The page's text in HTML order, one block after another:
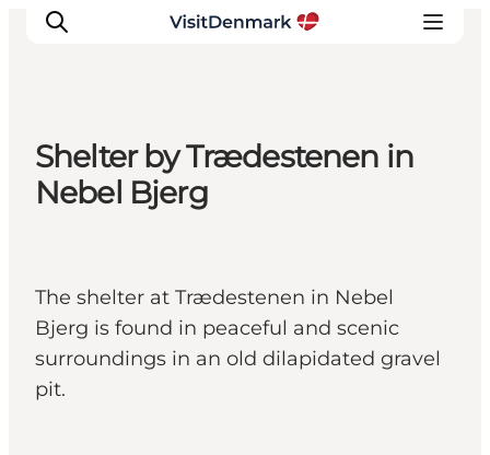
Inspirations
Destinations
Planifiez votre voyage
Shelter by Trædestenen in
Nebel Bjerg
The shelter at Trædestenen in Nebel
Bjerg is found in peaceful and scenic
surroundings in an old dilapidated gravel
pit.